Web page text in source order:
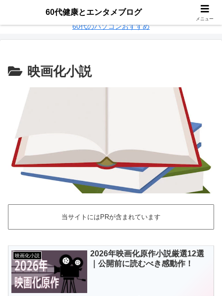
60代パソコンおすすめ 楽天モバイル乗り換え
60代のパソコンおすすめ
映画化小説
当サイトにはPRが含まれています
映画化小説
2026年映画化原作小説厳選12選
｜公開前に読むべき感動作！
60代健康とエンタメブログ
メニュー